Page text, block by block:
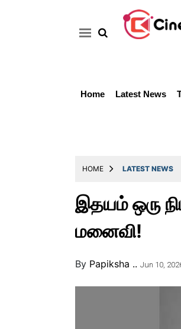
Home Latest News
HOME LATEST NEWS
இதயம் ஒரு
மனைவி!
By Papiksha .. Jun 10,